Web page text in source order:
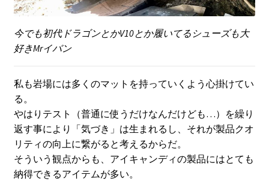
今でも初代ドラゴンとかV10とか履いてるシューズも大
好きMrイバン
私も岩場には多くのマットを持っていくよう心掛けてい
る。
やはりテスト（普通に使うだけなんだけども…）を繰り
返す事により「気づき」は生まれるし、それが製品クオ
リティの向上に繋がると考えるからだ。
そういう観点からも、アイキャンディの製品にはとても
納得できるアイテムが多い。